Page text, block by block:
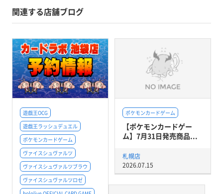
関連する店舗ブログ
遊戯王OCG
遊戯王ラッシュデュエル
ポケモンカードゲーム
ヴァイスシュヴァルツ
ヴァイスシュヴァルツブラウ
ヴァイスシュヴァルツロゼ
ポケモンカードゲーム
【ポケモンカードゲー
ム】7月31日発売商品...
札幌店
2026.07.15